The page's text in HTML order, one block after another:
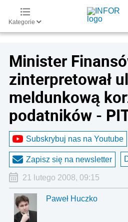
Kategorie
Minister
zinterpretował
meldunkową
podatników -
Subskrybuj nas na Youtube
Zapisz się na newsletter
21 lutego 2008, 09:15
Paweł Huczko